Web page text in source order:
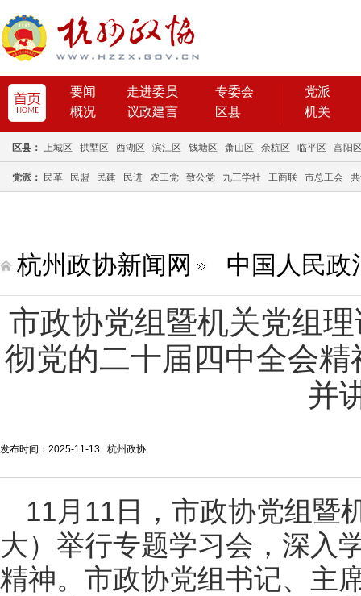
要闻 走进委员
专委会
概况
议政建言 区县
党派
机关
区县： 上城区 拱墅区 西湖区 滨江区 钱塘区 萧山区 余杭区 临平区 富阳
党派： 民革 民盟 民建 民进 农工党 致公党 九三学社 工商联 市总工会
杭州政协新闻网 中国人民政
市政协党组暨机关党组
彻党的二十届四中全会
并
发布时间：2025-11-13 杭州政协
11月11日，市政协党组暨
大）举行专题学习会，深入
精神。市政协党组书记、主